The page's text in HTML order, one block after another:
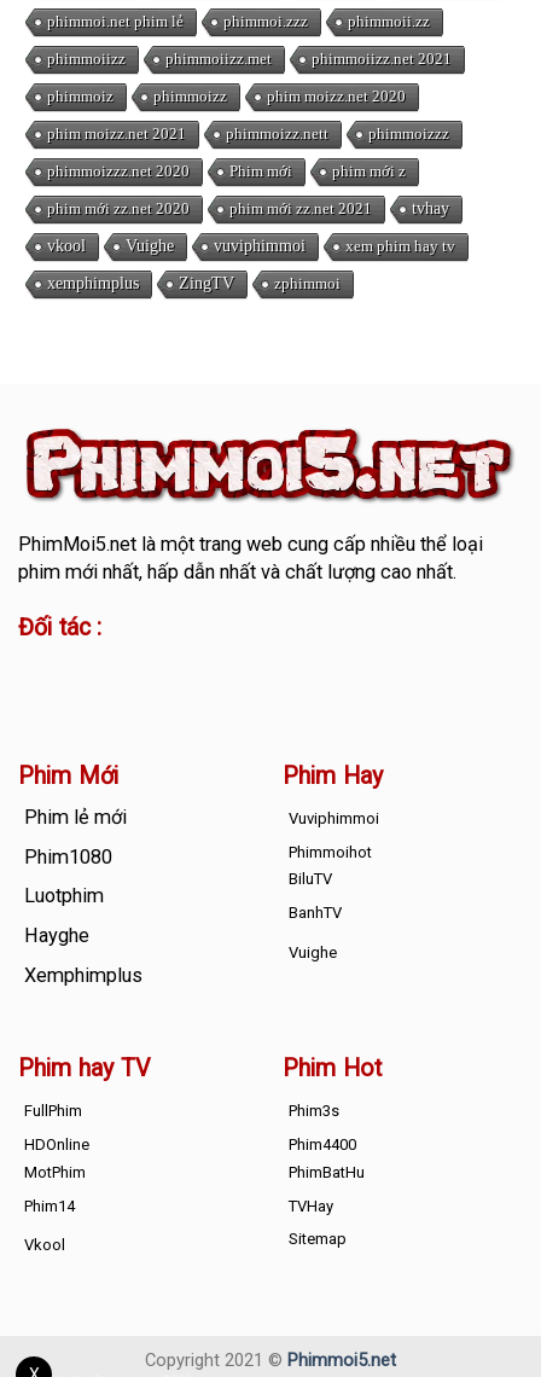
phimmoi.net phim lẻ phimmoi.zzz phimmoii.zz
phimmoiizz phimmoiizz.met phimmoiizz.net 2021
phimmoiz phimmoizz phim moizz.net 2020
phim moizz.net 2021 phimmoizz.nett phimmoizzz
phimmoizzz.net 2020 Phim mới phim mới z
phim mới zz.net 2020 phim mới zz.net 2021 tvhay
vkool Vuighe vuviphimmoi xem phim hay tv
xemphimplus ZingTV zphimmoi
PhimMoi5.netlà một trang web cung cấp nhiều thể loại
phim mới nhất, hấp dẫn nhất và chất lượng cao nhất.
Đối tác :
Phim Mới
Phim lẻ mới
Phim1080
Luotphim
Hayghe
Xemphimplus
Phim Hay
Vuviphimmoi
Phimmoihot
BiluTV
BanhTV
Vuighe
Phim hay TV
FullPhim
HDOnline
MotPhim
Phim14
Vkool
Phim Hot
Phim3s
Phim4400
PhimBatHu
TVHay
Sitemap
Copyright 2021 © Phimmoi5.net